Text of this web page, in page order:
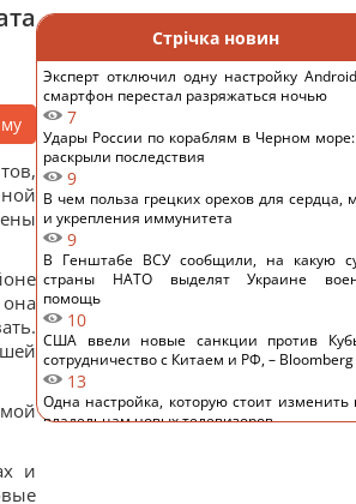
и
Стрічка новин
Эксперт отключил одну настройку
смартфон перестал разряжаться ночью
7
Удары России по кораблям в Черном море:
раскрыли последствия
9
В чем польза грецких орехов для сердца,
и укрепления иммунитета
9
В Генштабе ВСУ сообщили, на какую
страны НАТО выделят Украине
помощь
10
США ввели новые санкции против
сотрудничество с Китаем и РФ, – Bloomberg
13
Одна настройка, которую стоит изменить
владельцам новых телевизоров